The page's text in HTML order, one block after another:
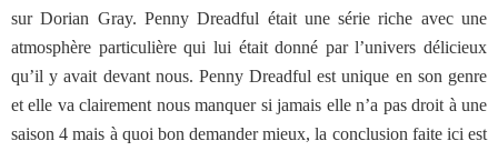
sur Dorian Gray. Penny Dreadful était une série riche avec une
atmosphère particulière qui lui était donné par l’univers délicieux
qu’il y avait devant nous. Penny Dreadful est unique en son genre
et elle va clairement nous manquer si jamais elle n’a pas droit à une
saison 4 mais à quoi bon demander mieux, la conclusion faite ici est